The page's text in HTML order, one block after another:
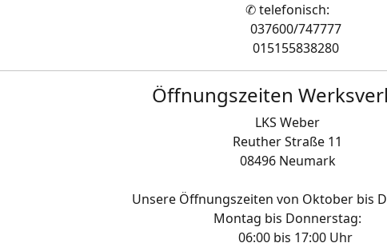
✆ telefonisch:
037600/747777
015155838280
Öffnungszeiten
LKS Weber
Reuther Straße 11
08496 Neumark
Unsere Öffnungszeiten von Oktober bis
Montag bis Donnerstag:
06:00 bis 17:00 Uhr